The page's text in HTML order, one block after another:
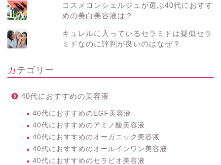
コスメコンシェルジュが選ぶ40代におすす
めの美白美容液は？
キュレルに入っているセラミドは疑似セラ
ミドなのに評判が良いのはなぜ？
カテゴリー
40代におすすめの美容液
40代におすすめのEGF美容液
40代におすすめのアミノ酸美容液
40代におすすめのオーガニック美容液
40代におすすめのオールインワン美容液
40代におすすめのセラビオ美容液